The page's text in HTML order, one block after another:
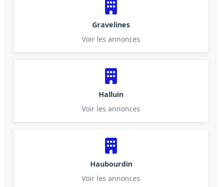
Gravelines
Voir les annonces
Halluin
Voir les annonces
Haubourdin
Voir les annonces